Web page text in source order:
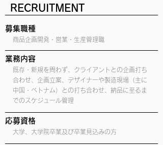
RECRUITMENT
募集職種
商品企画開発・営業・生産管理職
業務内容
既存・新規を問わず、クライアントとの企画打ち
合わせ、企画立案、デザイナーや製造現場（主に
中国・ベトナム）との打ち合わせ、納品に至るま
でのスケジュール管理
応募資格
大学、大学院卒業及び卒業見込みの方